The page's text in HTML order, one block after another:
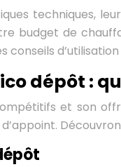
techniques,
budget de
dépôt :
et son